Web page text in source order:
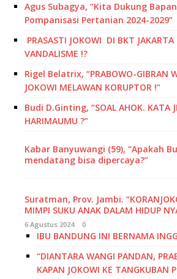
Agus Subagya, “Kita Dukung
Pompanisasi Pertanian 2024-2029”
PRASASTI JOKOWI DI BKT
VANDALISME !?
Rigel Belatrix, “PRABOWO-GIBRAN
JOKOWI MELAWAN KORUPTOR !”
Budi D.Ginting, “SOAL AHOK. KATA
HARIMAUMU ?”
Kabar Banyuwangi (59), “Apakah
mendatang bisa dipercaya?”
Suratman, Prov. Jambi.
MIMPI SUKU ANAK DALAM HIDUP
6 Agustus 2024 0
IBU BANDUNG INI BERNAMA
“DIANTARA WANGI PANDAN,
KAPAN JOKOWI KE TANGKUBAN